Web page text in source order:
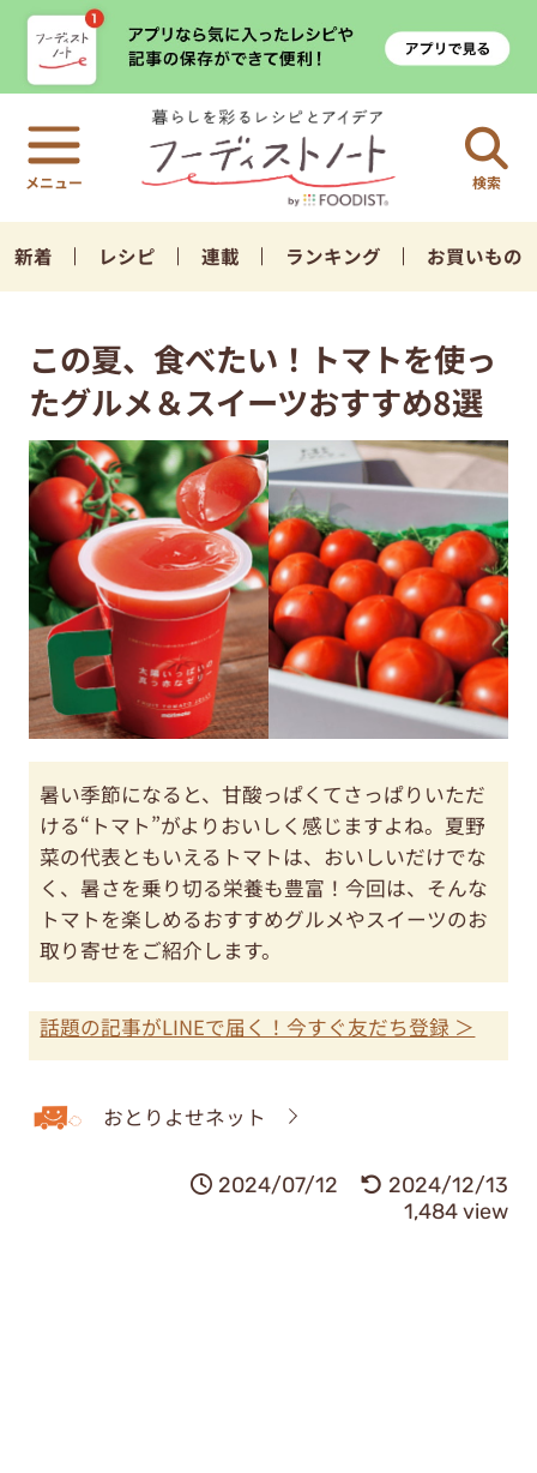
検索
新着 レシピ 連載 ランキング お買いもの
この夏、食べたい！トマトを使っ
たグルメ＆スイーツおすすめ8選
暑い季節になると、甘酸っぱくてさっぱりいただ
ける“トマト”がよりおいしく感じますよね。夏野
菜の代表ともいえるトマトは、おいしいだけでな
く、暑さを乗り切る栄養も豊富！今回は、そんな
トマトを楽しめるおすすめグルメやスイーツのお
取り寄せをご紹介します。
話題の記事がLINEで届く！今すぐ友だち登録 ＞
おとりよせネット
2024/07/12
2024/12/13
1,484 view